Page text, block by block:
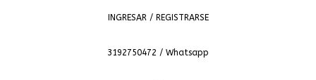
INGRESAR / REGISTRARSE
3192750472 / Whatsapp